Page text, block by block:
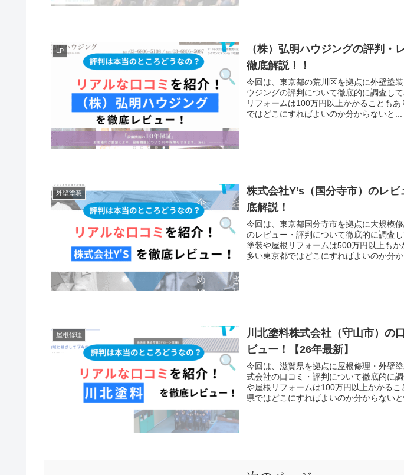
LP
（株）弘明ハウジングの評判・
徹底解説！！
今回は、東京都の荒川区を拠点に外壁塗
ウジングの評判について徹底的に調査し
リフォームは100万円以上かかることも
ではどこにすればよいのか分からないと...
外壁塗装
株式会社Y’s（国分寺市）のレ
底解説！
今回は、東京都国分寺市を拠点に大規模
のレビュー・評判について徹底的に調査
塗装や屋根リフォームは500万円以上も
多い東京都ではどこにすればよいのか分か
屋根修理
川北塗料株式会社（守山市）の
ビュー！【26年最新】
今回は、滋賀県を拠点に屋根修理・外壁
式会社の口コミ・評判について徹底的に
や屋根リフォームは100万円以上かかる
県ではどこにすればよいのか分からないと